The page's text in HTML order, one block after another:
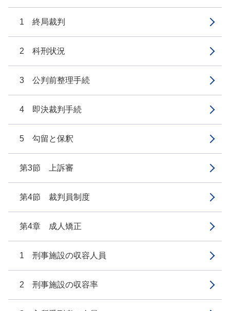
1 終局裁判
2 科刑状況
3 公判前整理手続
4 即決裁判手続
5 勾留と保釈
第3節 上訴審
第4節 裁判員制度
第4章 成人矯正
1 刑事施設の収容人員
2 刑事施設の収容率